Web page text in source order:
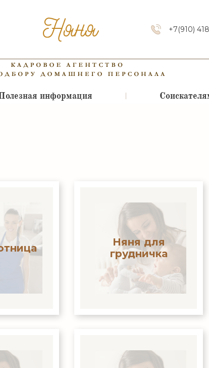
+7(910)
информация
Няня для
грудничка